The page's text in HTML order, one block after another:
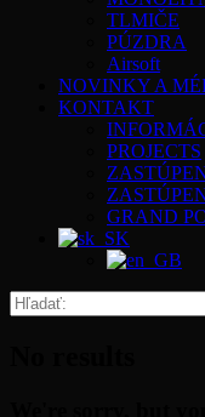
TLMIČE
PÚZDRA
Airsoft
NOVINKY A
KONTAKT
PROJECTS
GRAND